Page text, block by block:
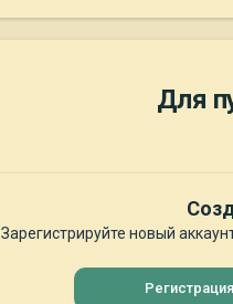
Для
Зарегистрируйте новый